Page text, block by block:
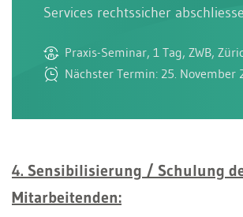
Services rechtssicher
Praxis-Seminar, 1 Tag, ZWB,
Nächster Termin: 25. November
4. Sensibilisierung / Schulung
Mitarbeitenden: